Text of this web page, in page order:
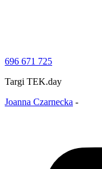
696 671 725
Targi TEK.day
Joanna Czarnecka -